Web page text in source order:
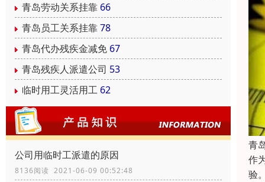
青岛劳动关系挂靠 66
青岛员工关系挂靠78
青岛代办残疾金减免 67
青岛残疾人派遣公司 53
临时用工灵活用工 62
公司用临时工派遣的原因
8136阅读 2021-06-09 00:52:48
青
作
验